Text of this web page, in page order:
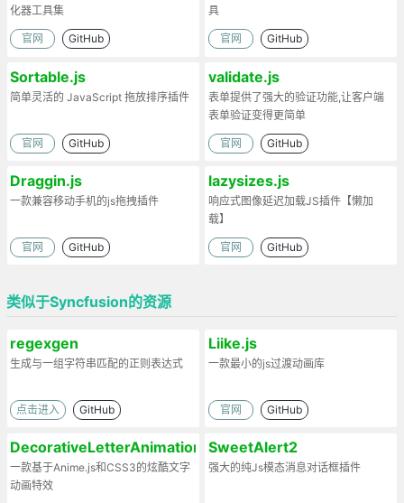
化器工具集
官网 GitHub
具
官网 GitHub
Sortable.js
简单灵活的 JavaScript 拖放排序插件
官网 GitHub
validate.js
表单提供了强大的验证功能,让客户端
表单验证变得更简单
官网 GitHub
Draggin.js
一款兼容移动手机的js拖拽插件
官网 GitHub
lazysizes.js
响应式图像延迟加载JS插件【懒加
载】
官网 GitHub
类似于Syncfusion的资源
regexgen
生成与一组字符串匹配的正则表达式
点击进入 GitHub
Liike.js
一款最小的js过渡动画库
官网 GitHub
DecorativeLetterAnimations
一款基于Anime.js和CSS3的炫酷文字
动画特效
SweetAlert2
强大的纯Js模态消息对话框插件